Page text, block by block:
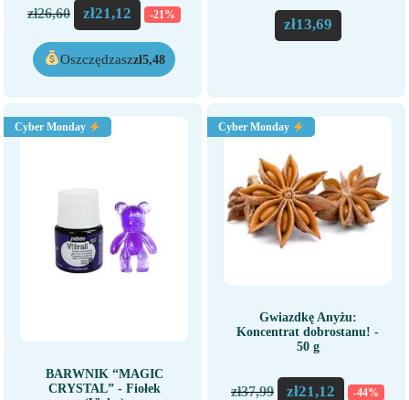
zł26,60 zł21,12 -21%
Oszczędzaszzł5,48
zł13,69
Cyber Monday
BARWNIK “MAGIC
CRYSTAL” - Fiołek
Cyber Monday
Gwiazdkę Anyżu:
Koncentrat dobrostanu! -
50 g
zł37,99 zł21,12 -44%